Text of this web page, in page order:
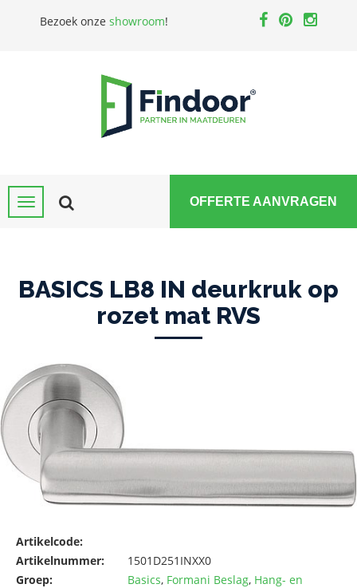
Bezoek onze showroom!
OFFERTE AANVRAGEN
BASICS LB8 IN deurkruk op
rozet mat RVS
Artikelcode:
Artikelnummer:
1501D251INXX0
Groep:
Basics, Formani Beslag, Hang- en